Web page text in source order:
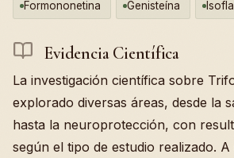
Formononetina Genisteína
Evidencia Científica
La investigación científica sobre
explorado diversas áreas, desde la
hasta la neuroprotección, con
según el tipo de estudio realizado.